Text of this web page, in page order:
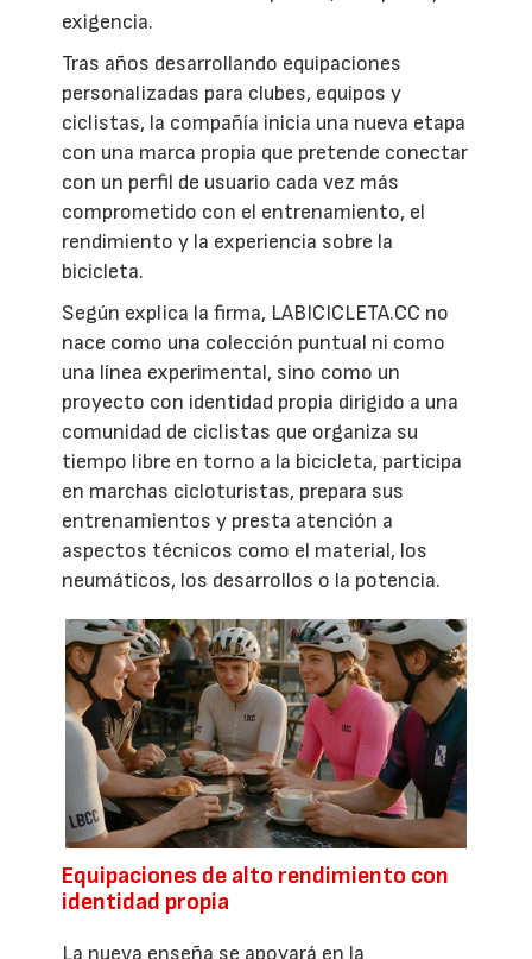
exigencia.
Tras años desarrollando equipaciones
personalizadas para clubes, equipos y
ciclistas, la compañía inicia una nueva etapa
con una marca propia que pretende conectar
con un perfil de usuario cada vez más
comprometido con el entrenamiento, el
rendimiento y la experiencia sobre la
bicicleta.
Según explica la firma, LABICICLETA.CC no
nace como una colección puntual ni como
una línea experimental, sino como un
proyecto con identidad propia dirigido a una
comunidad de ciclistas que organiza su
tiempo libre en torno a la bicicleta, participa
en marchas cicloturistas, prepara sus
entrenamientos y presta atención a
aspectos técnicos como el material, los
neumáticos, los desarrollos o la potencia.
Equipaciones de alto rendimiento con
identidad propia
La nueva enseña se apoyará en la